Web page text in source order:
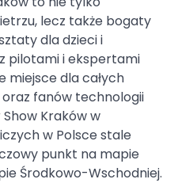
lecz także bogaty
dla dzieci i
pilotami i ekspertami
miejsce dla całych
fanów technologii
Kraków w
w Polsce stale
punkt na mapie
Środkowo-Wschodniej.